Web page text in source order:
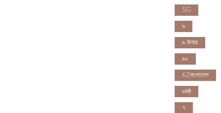
5G
৬
৬ উপায়
৬০
62বাংলাদেশ
৬ষষ্ঠ
৭